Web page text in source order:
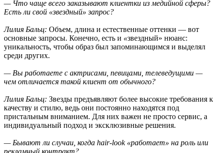
— Что чаще всего заказывают клиентки из медийной сферы?
Есть ли свой «звездный» запрос?
Лилия Бальц: Объем, длина и естественные оттенки — вот
основные запросы. Конечно, есть и «звездный» нюанс:
уникальность, чтобы образ был запоминающимся и выделял
среди других.
— Вы работаете с актрисами, певицами, телеведущими —
чем отличается такой клиент от обычного?
Лилия Бальц: Звезды предъявляют более высокие требования к
качеству и стилю, ведь они постоянно находятся под
пристальным вниманием. Для них важен не просто сервис, а
индивидуальный подход и эксклюзивные решения.
— Бывают ли случаи, когда hair-look «работает» на роль или
рекламный контракт?